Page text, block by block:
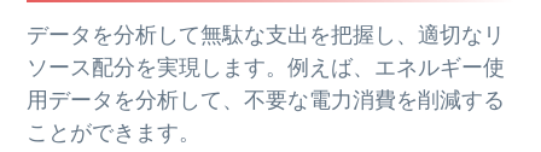
データを分析して無駄な支出を把握し、適切なリ
ソース配分を実現します。例えば、エネルギー使
用データを分析して、不要な電力消費を削減する
ことができます。